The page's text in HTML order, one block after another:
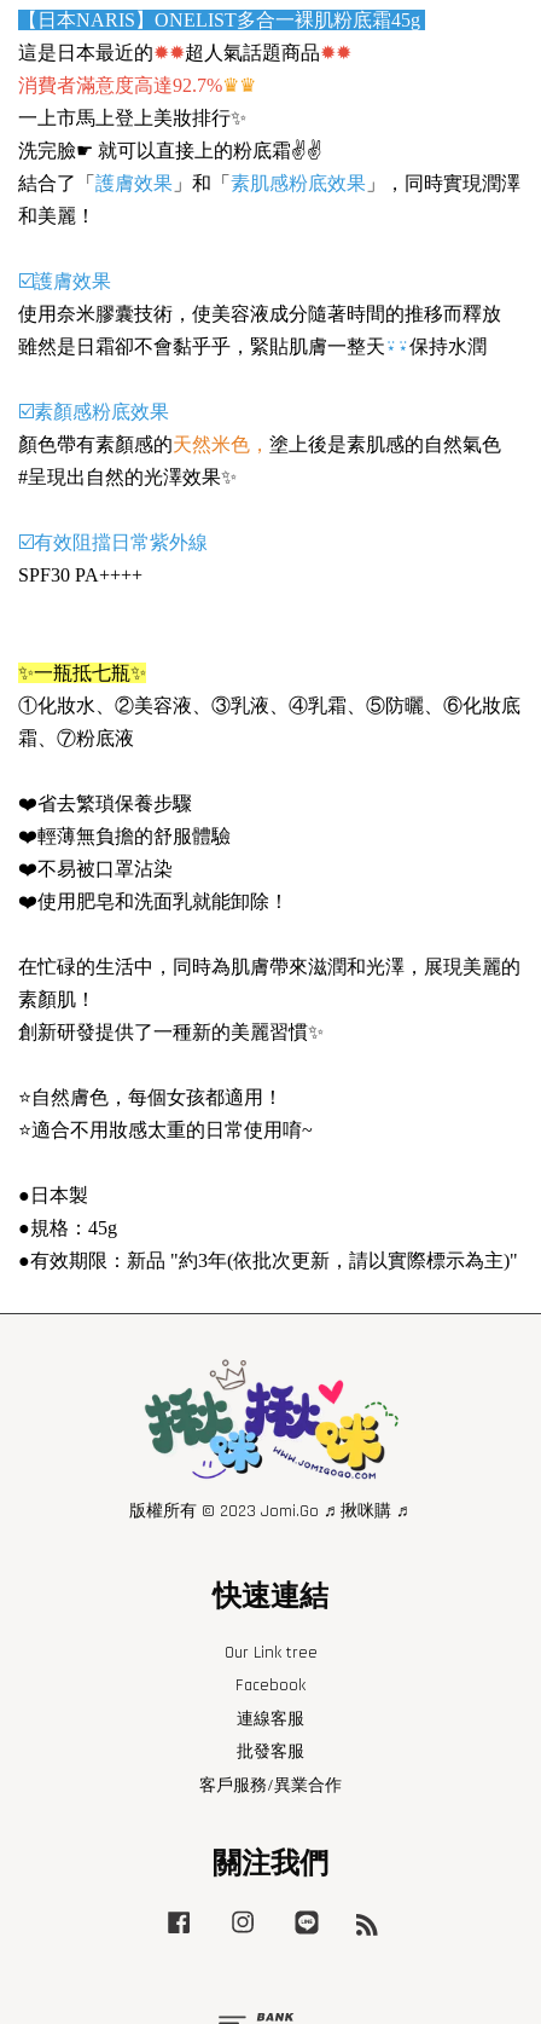
【日本NARIS】ONELIST多合一裸肌粉底霜45g
這是日本最近的✹✹超人氣話題商品✹✹
消費者滿意度高達92.7%♛♛
一上市馬上登上美妝排行✨
洗完臉☛ 就可以直接上的粉底霜✌️✌️
結合了「 護膚效果 」和「 素肌感粉底效果 」，同時實現潤澤
和美麗！
☑️護膚效果
使用奈米膠囊技術，使美容液成分隨著時間的推移而釋放
雖然是日霜卻不會黏乎乎，緊貼肌膚一整天⍣⍣保持水潤
☑️素顏感粉底效果
顏色帶有素顏感的天然米色， 塗上後是素肌感的自然氣色
#呈現出自然的光澤效果✨
☑️有效阻擋日常紫外線
SPF30 PA++++
✨一瓶抵七瓶✨
①化妝水、②美容液、③乳液、④乳霜、⑤防曬、⑥化妝底
霜、⑦粉底液
❤️省去繁瑣保養步驟
❤️輕薄無負擔的舒服體驗
❤️不易被口罩沾染
❤️使用肥皂和洗面乳就能卸除！
在忙碌的生活中，同時為肌膚帶來滋潤和光澤，展現美麗的
素顏肌！
創新研發提供了一種新的美麗習慣✨
⭐自然膚色，每個女孩都適用！
⭐適合不用妝感太重的日常使用唷~
●日本製
●規格：45g
●有效期限：新品 "約3年(依批次更新，請以實際標示為主)"
版權所有 © 2023 Jomi.Go ♬揪咪購 ♬
快速連結
Our Link tree
Facebook
連線客服
批發客服
客戶服務/異業合作
關注我們
Facebook Instagram